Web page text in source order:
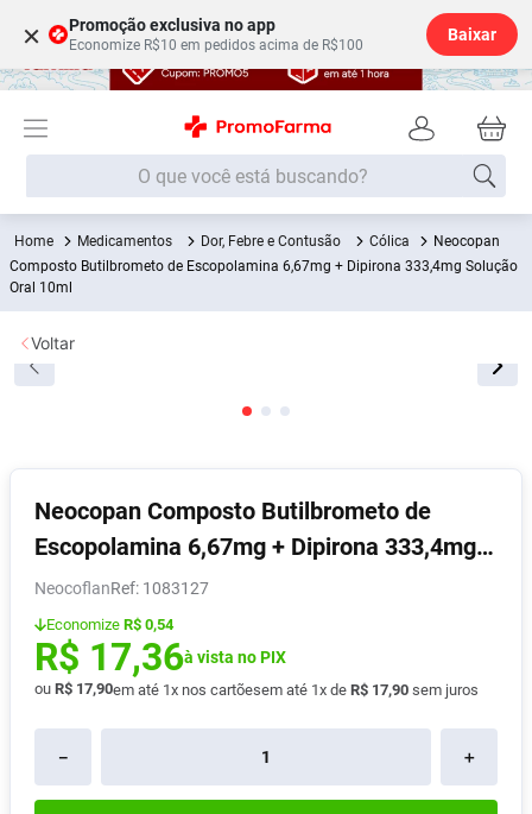
× Promoção exclusiva no app
Economize R$10 em pedidos acima de R$100
Baixar
O que você está buscando?
Medicamentos Dor, Febre e Contusão Cólica
Neocopan
Composto Butilbrometo de Escopolamina 6,67mg + Dipirona 333,4mg Solução
Oral 10ml
Neocopan Composto Butilbrometo de
Escopolamina 6,67mg + Dipirona 333,4mg
Solução Oral 10ml
Neocoflan : 1083127
Economize R$ 0,54
R$ 17,36à vista no PIX
ou R$ 17,90em até 1x nos cartõesem até 1x de R$ 17,90 sem juros
＋
－
Voltar
Termos mais buscados
7º Desodorante
8º Absorvente
9º Vitamina D
10 Lavitan